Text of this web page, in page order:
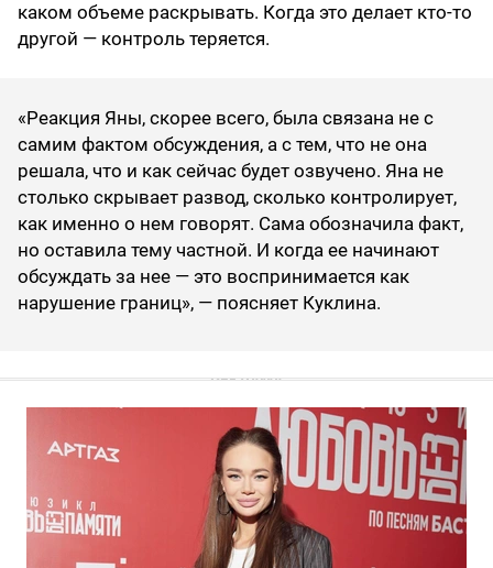
каком объеме раскрывать. Когда это делает кто-то
другой — контроль теряется.
«Реакция Яны, скорее всего, была связана не с
самим фактом обсуждения, а с тем, что не она
решала, что и как сейчас будет озвучено. Яна не
столько скрывает развод, сколько контролирует,
как именно о нем говорят. Сама обозначила факт,
но оставила тему частной. И когда ее начинают
обсуждать за нее — это воспринимается как
нарушение границ», — поясняет Куклина.